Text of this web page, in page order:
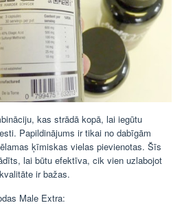
kas strādā kopā, lai iegūtu
Papildinājums ir tikai no dabīgām
ķīmiskas vielas pievienotas. Šīs
lai būtu efektīva, cik vien uzlabojot
ir bažas.
Male Extra: